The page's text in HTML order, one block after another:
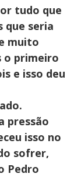
tudo que
que seria
muito
o primeiro
e isso deu
pressão
isso no
sofrer,
Pedro